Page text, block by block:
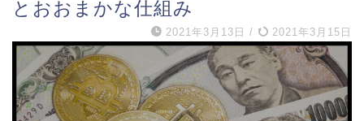
とおおまかな仕組み
2021年3月13日 / 2021年3月15日